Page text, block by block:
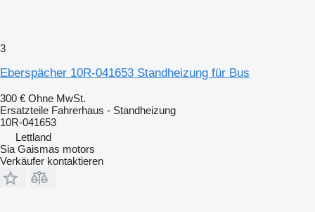
3
Eberspächer 10R-041653 Standheizung für Bus
300 € Ohne MwSt.
Ersatzteile Fahrerhaus - Standheizung
10R-041653
Lettland
Sia Gaismas motors
Verkäufer kontaktieren